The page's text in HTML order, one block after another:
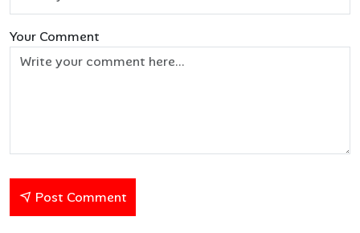
Your Comment
Post Comment